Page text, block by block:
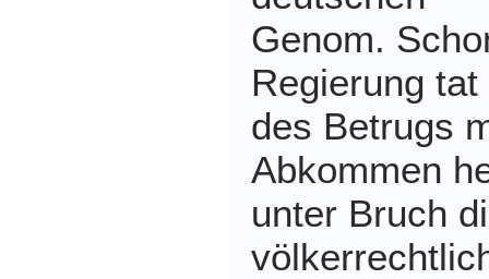
Genom.
Regierung
des Betrugs
Abkommen
unter Bruch